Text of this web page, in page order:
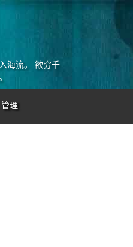
海流。 欲穷千
管理